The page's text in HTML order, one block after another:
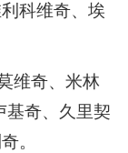
科维奇、埃
维奇、米林
基奇、久里契
。